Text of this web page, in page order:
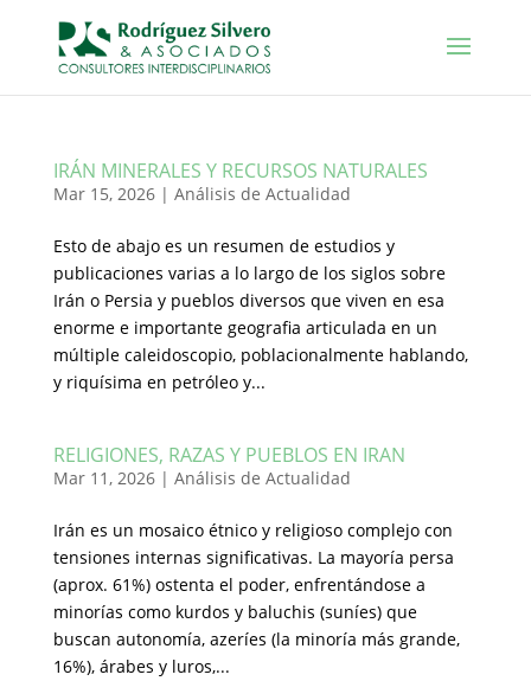
IRÁN MINERALES Y RECURSOS NATURALES
Mar 15, 2026| Análisis de Actualidad
Esto de abajo es un resumen de estudios y
publicaciones varias a lo largo de los siglos sobre
Irán o Persia y pueblos diversos que viven en esa
enorme e importante geografia articulada en un
múltiple caleidoscopio, poblacionalmente hablando,
y riquísima en petróleo y...
RELIGIONES, RAZAS Y PUEBLOS EN IRAN
Mar 11, 2026| Análisis de Actualidad
Irán es un mosaico étnico y religioso complejo con
tensiones internas significativas. La mayoría persa
(aprox. 61%) ostenta el poder, enfrentándose a
minorías como kurdos y baluchis (suníes) que
buscan autonomía, azeríes (la minoría más grande,
16%), árabes y luros,...